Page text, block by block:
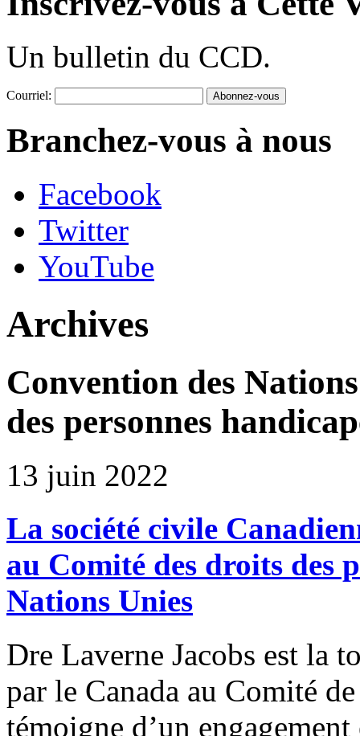
Un bulletin du CCD.
Courriel:
Branchez-vous à nous
Facebook
Twitter
YouTube
Archives
Convention des
des personnes
13 juin 2022
La société civile
au Comité des droits des
Nations Unies
Dre Laverne Jacobs est la
par le Canada au Comité
témoigne d’un